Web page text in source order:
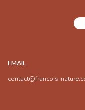
EMAIL
contact@francois-